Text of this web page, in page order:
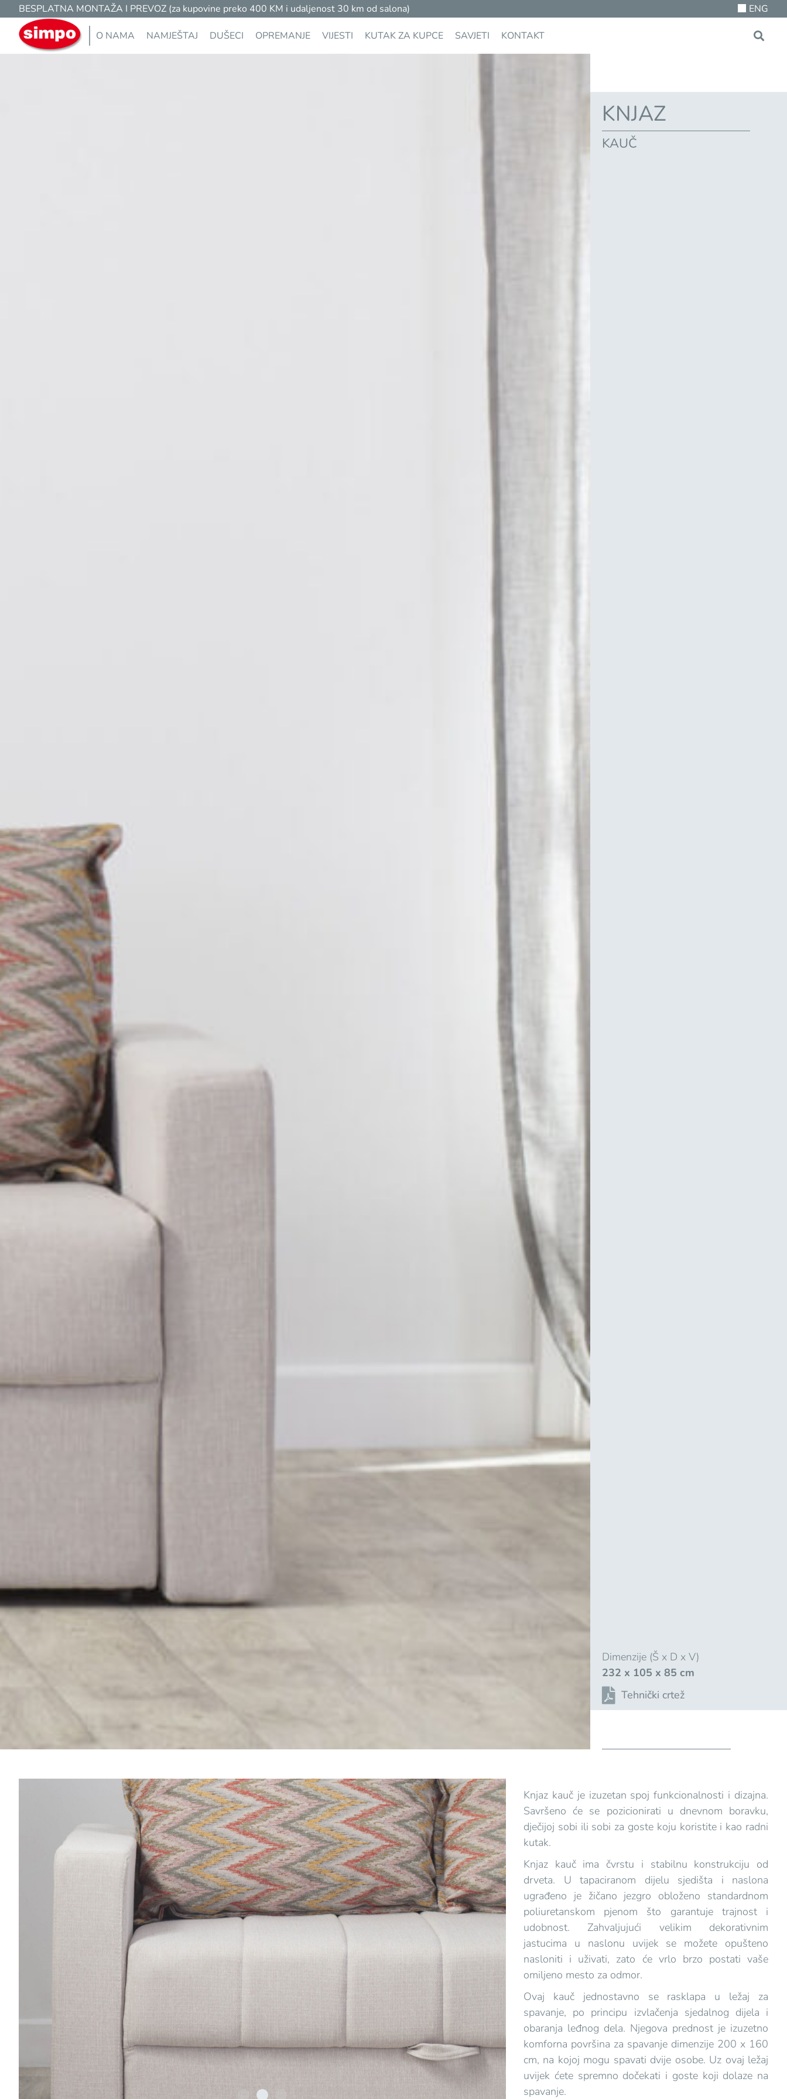
BESPLATNA MONTAŽA I PREVOZ (za kupovine preko 400 KM i udaljenost 30 km od salona) ENG
O NAMA NAMJEŠTAJ DUŠECI OPREMANJE VIJESTI KUTAK ZA KUPCE SAVJETI KONTAKT
KNJAZ
KAUČ
Dimenzije (Š x D x V)
232 x 105 x 85 cm
Tehnički crtež
Knjaz kauč je izuzetan spoj funkcionalnosti i dizajna.
Savršeno će se pozicionirati u dnevnom boravku,
dječijoj sobi ili sobi za goste koju koristite i kao radni
kutak.
Knjaz kauč ima čvrstu i stabilnu konstrukciju od
drveta. U tapaciranom dijelu sjedišta i naslona
ugrađeno je žičano jezgro obloženo standardnom
poliuretanskom pjenom što garantuje trajnost i
udobnost. Zahvaljujući velikim dekorativnim
jastucima u naslonu uvijek se možete opušteno
nasloniti i uživati, zato će vrlo brzo postati vaše
omiljeno mesto za odmor.
Ovaj kauč jednostavno se rasklapa u ležaj za
spavanje, po principu izvlačenja sjedalnog dijela i
obaranja leđnog dela. Njegova prednost je izuzetno
komforna površina za spavanje dimenzije 200 x 160
cm, na kojoj mogu spavati dvije osobe. Uz ovaj ležaj
uvijek ćete spremno dočekati i goste koji dolaze na
spavanje.